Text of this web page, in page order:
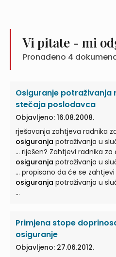
Vi pitate - mi
Pronađeno 4
Osiguranje potraživanja
stečaja poslodavca
Objavljeno: 16.08.2008.
rješavanja zahtjeva radnika
osiguranja potraživanja u
... riješen? Zahtjevi radnika
osiguranja potraživanja u
... propisano da će se
osiguranja potraživanja u
...
Primjena stope
osiguranje
Objavljeno: 27.06.2012.